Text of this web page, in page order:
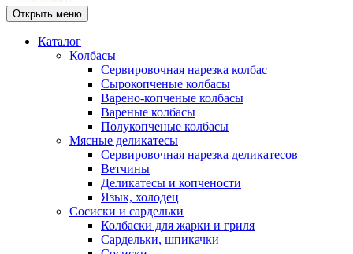
Открыть меню
Каталог
Колбасы
Сервировочная нарезка колбас
Сырокопченые колбасы
Варено-копченые колбасы
Вареные колбасы
Полукопченые колбасы
Мясные деликатесы
Сервировочная нарезка деликатесов
Ветчины
Деликатесы и копчености
Язык, холодец
Сосиски и сардельки
Колбаски для жарки и гриля
Сардельки, шпикачки